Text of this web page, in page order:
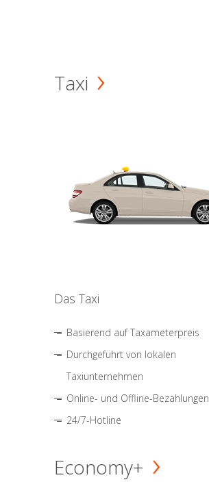
Taxi
Das Taxi
Basierend auf Taxameterpreis
Durchgeführt von lokalen
Taxiunternehmen
Online- und Offline-Bezahlungen
24/7-Hotline
Economy+